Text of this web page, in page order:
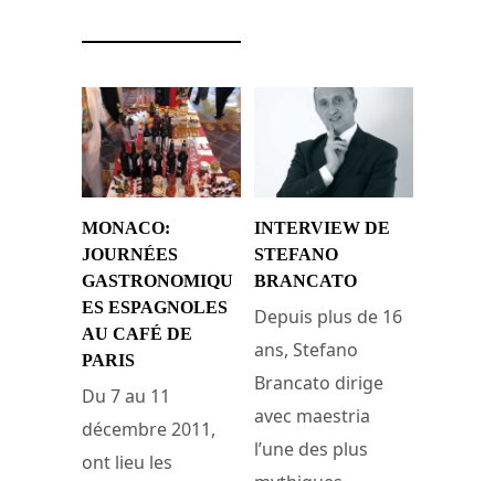
MONACO:
JOURNÉES
GASTRONOMIQU
ES ESPAGNOLES
AU CAFÉ DE
PARIS
Du 7 au 11
décembre 2011,
ont lieu les
INTERVIEW DE
STEFANO
BRANCATO
Depuis plus de 16
ans, Stefano
Brancato dirige
avec maestria
l’une des plus